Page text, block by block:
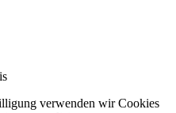
verwenden wir Cookies